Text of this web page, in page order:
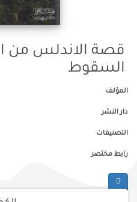
قصة الاندلس من
السقوط
المؤلف
دار النشر
التصنيفات
رابط مختصر